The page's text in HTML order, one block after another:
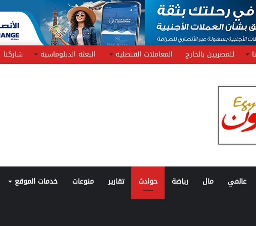
للمصريين بالخارج المعاملات القنصليه البعثه الدبلوماسيه شاركنا
عالمي مال رياضة حوادث تقارير منوعات خدمات الموقع